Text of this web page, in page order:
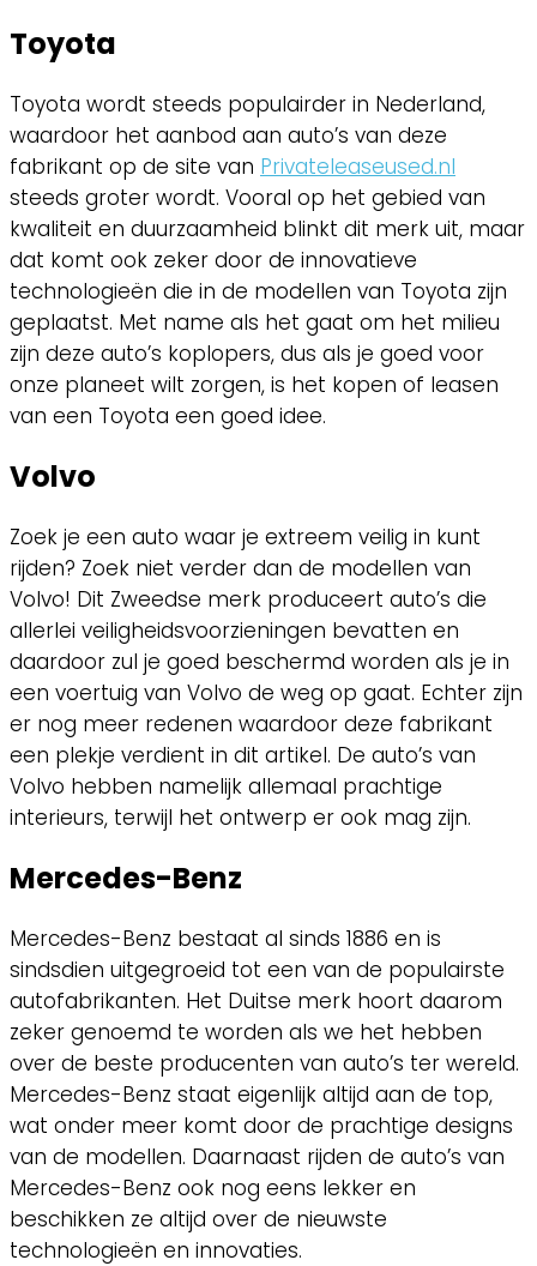
Toyota
Toyota wordt steeds populairder in Nederland,
waardoor het aanbod aan auto’s van deze
fabrikant op de site van Privateleaseused.nl
steeds groter wordt. Vooral op het gebied van
kwaliteit en duurzaamheid blinkt dit merk uit, maar
dat komt ook zeker door de innovatieve
technologieën die in de modellen van Toyota zijn
geplaatst. Met name als het gaat om het milieu
zijn deze auto’s koplopers, dus als je goed voor
onze planeet wilt zorgen, is het kopen of leasen
van een Toyota een goed idee.
Volvo
Zoek je een auto waar je extreem veilig in kunt
rijden? Zoek niet verder dan de modellen van
Volvo! Dit Zweedse merk produceert auto’s die
allerlei veiligheidsvoorzieningen bevatten en
daardoor zul je goed beschermd worden als je in
een voertuig van Volvo de weg op gaat. Echter zijn
er nog meer redenen waardoor deze fabrikant
een plekje verdient in dit artikel. De auto’s van
Volvo hebben namelijk allemaal prachtige
interieurs, terwijl het ontwerp er ook mag zijn.
Mercedes-Benz
Mercedes-Benz bestaat al sinds 1886 en is
sindsdien uitgegroeid tot een van de populairste
autofabrikanten. Het Duitse merk hoort daarom
zeker genoemd te worden als we het hebben
over de beste producenten van auto’s ter wereld.
Mercedes-Benz staat eigenlijk altijd aan de top,
wat onder meer komt door de prachtige designs
van de modellen. Daarnaast rijden de auto’s van
Mercedes-Benz ook nog eens lekker en
beschikken ze altijd over de nieuwste
technologieën en innovaties.